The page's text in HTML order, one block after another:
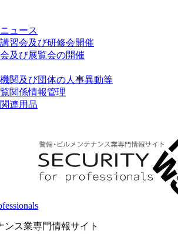
ュース
講習会及び研修会開催
及び展覧会の開催
関及び団体の人事異動等
関係情報管理
連用品
ンス業専門情報サイト